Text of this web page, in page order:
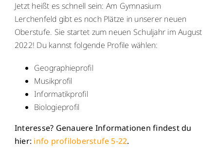
Lernen
Besonderheiten
Schulleben
Service
Krankmeldung
Jetzt heißt es schnell sein: Am Gymnasium
Lerchenfeld gibt es noch Plätze in unserer neuen
Oberstufe. Sie startet zum neuen Schuljahr im August
2022! Du kannst folgende Profile wählen:
Geographieprofil
Musikprofil
Informatikprofil
Biologieprofil
Interesse? Genauere Informationen findest du
hier: info profiloberstufe 5-22.